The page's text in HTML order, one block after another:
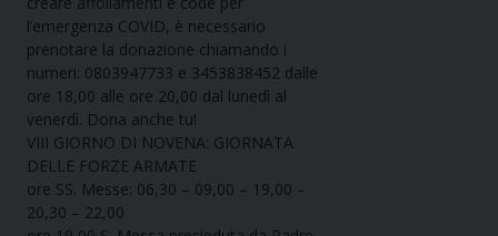
l’emergenza COVID, è necessario
prenotare la donazione chiamando i
numeri: 0803947733 e 3453838452 dalle
ore 18,00 alle ore 20,00 dal lunedì al
venerdì. Dona anche tu!
VIII GIORNO DI NOVENA: GIORNATA
DELLE FORZE ARMATE
ore SS. Messe: 06,30 – 09,00 – 19,00 –
20,30 – 22,00